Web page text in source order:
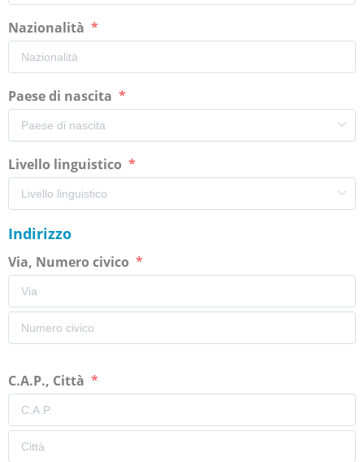
Nazionalità
Paese di nascita
Livello linguistico
Indirizzo
Via, Numero civico
C.A.P., Città